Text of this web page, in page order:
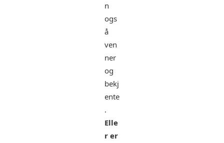
n
ogs
å
ven
ner
og
bekj
ente
.
Elle
r er